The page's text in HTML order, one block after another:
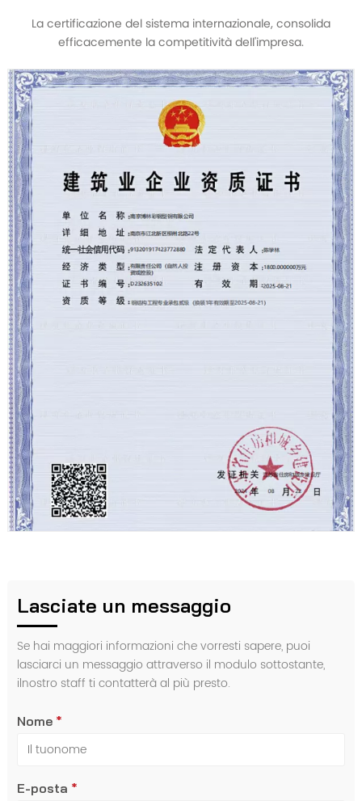
La certificazione del sistema internazionale, consolida
efficacemente la competitività dell'impresa.
Lasciate un messaggio
Se hai maggiori informazioni che vorresti sapere, puoi
lasciarci un messaggio attraverso il modulo sottostante,
ilnostro staff ti contatterà al più presto.
Nome *
E-posta *